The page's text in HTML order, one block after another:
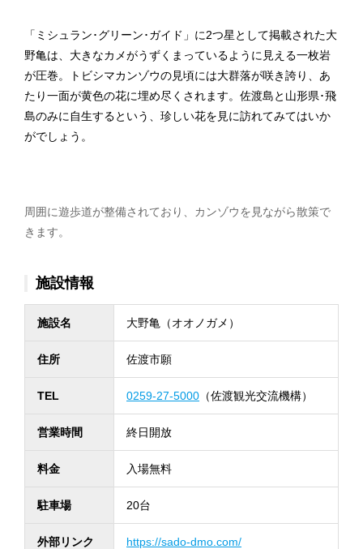
「ミシュラン･グリーン･ガイド」に2つ星として掲載された大
野亀は、大きなカメがうずくまっているように見える一枚岩
が圧巻。トビシマカンゾウの見頃には大群落が咲き誇り、あ
たり一面が黄色の花に埋め尽くされます。佐渡島と山形県･飛
島のみに自生するという、珍しい花を見に訪れてみてはいか
がでしょう。
周囲に遊歩道が整備されており、カンゾウを見ながら散策で
きます。
施設情報
施設名 大野亀（オオノガメ）
住所 佐渡市願
TEL 0259-27-5000 （佐渡観光交流機構）
営業時間 終日開放
料金 入場無料
駐車場 20台
外部リンク https://sado-dmo.com/